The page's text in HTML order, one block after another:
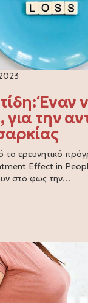
Έναν
για την
το ερευνητικό
Effect in
στο φως την…